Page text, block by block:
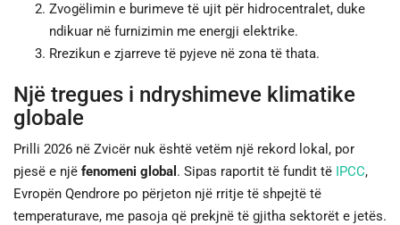
Zvogëlimin e burimeve të ujit për hidrocentralet, duke
ndikuar në furnizimin me energji elektrike.
Rrezikun e zjarreve të pyjeve në zona të thata.
Një tregues i ndryshimeve klimatike
globale
Prilli 2026 në Zvicër nuk është vetëm një rekord lokal, por
pjesë e një fenomeni global . Sipas raportit të fundit të IPCC,
Evropën Qendrore po përjeton një rritje të shpejtë të
temperaturave, me pasoja që prekjnë të gjitha sektorët e jetës.